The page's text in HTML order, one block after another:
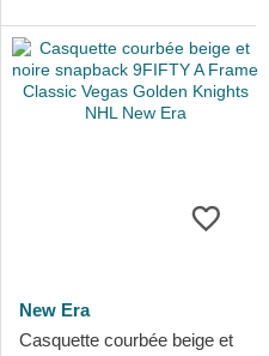
New Era
Casquette courbée beige et